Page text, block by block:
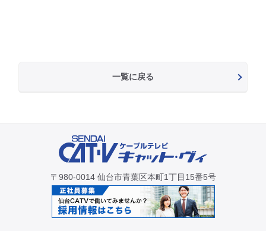
一覧に戻る
〒980-0014 仙台市青葉区本町1丁目15番5号